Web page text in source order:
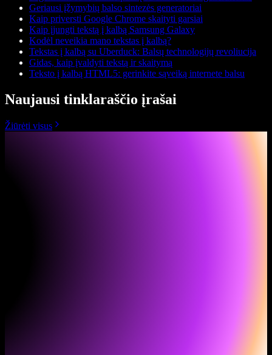
Geriausi įžymybių balso sintezės generatoriai
Kaip priversti Google Chrome skaityti garsiai
Kaip įjungti tekstą į kalbą Samsung Galaxy
Kodėl neveikia mano tekstas į kalbą?
Tekstas į kalbą su Uberduck: Balsų technologijų revoliucija
Gidas, kaip įvaldyti tekstą ir skaitymą
Teksto į kalbą HTML5: gerinkite sąveiką internete balsu
Naujausi tinklaraščio įrašai
Žiūrėti visus